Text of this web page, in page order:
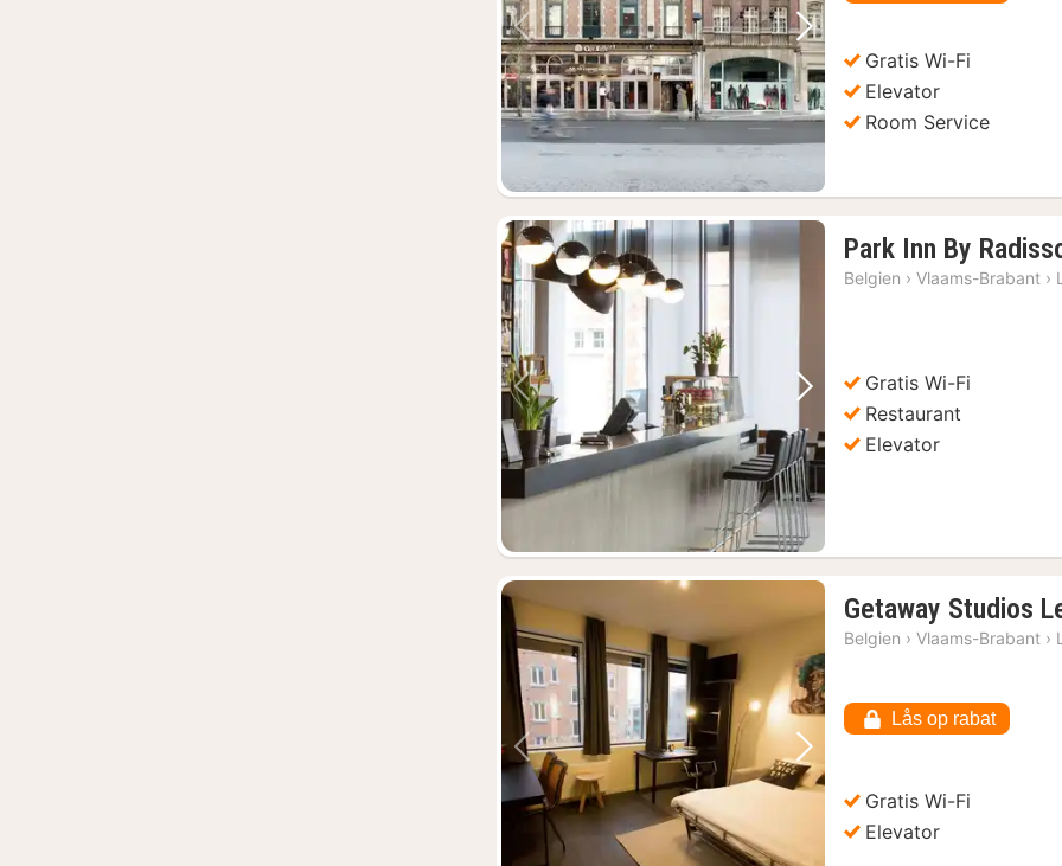
Forrige billede Næste billede
Gratis Wi-Fi
Elevator
Room Service
Forrige billede Næste billede
Park Inn By
Belgien › Vlaams-Brabant ›
Gratis Wi-Fi
Restaurant
Elevator
Forrige billede Næste billede
Getaway Studios
Belgien › Vlaams-Brabant ›
Lås op rabat
Gratis Wi-Fi
Elevator